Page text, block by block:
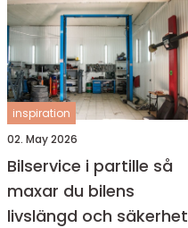
inspiration
02. May 2026
Bilservice i partille så
maxar du bilens
livslängd och säkerhet